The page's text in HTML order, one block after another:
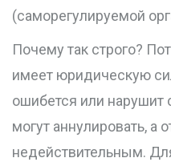
(саморегулируемой
Почему так строго?
имеет юридическую
ошибется или нарушит
могут аннулировать, а
недействительным.